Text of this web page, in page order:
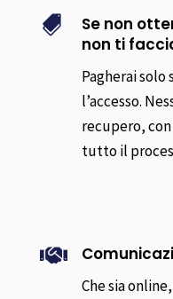

Se non
non ti
Pagherai
l’accesso.
recupero,
tutto il

Che sia